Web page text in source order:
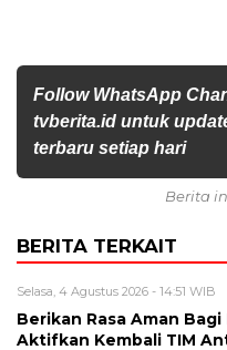
Follow WhatsApp
tvberita.id untuk
terbaru setiap hari
Berita
BERITA TERKAIT
Selasa, 4 Agustus 2026 - 14:51 WIB
Berikan Rasa Aman
Aktifkan Kembali TIM